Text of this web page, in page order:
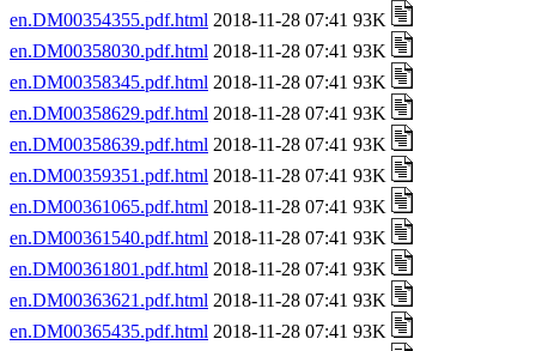
en.DM00354355.pdf.html 2018-11-28 07:41 93K
en.DM00358030.pdf.html 2018-11-28 07:41 93K
en.DM00358345.pdf.html 2018-11-28 07:41 93K
en.DM00358629.pdf.html 2018-11-28 07:41 93K
en.DM00358639.pdf.html 2018-11-28 07:41 93K
en.DM00359351.pdf.html 2018-11-28 07:41 93K
en.DM00361065.pdf.html 2018-11-28 07:41 93K
en.DM00361540.pdf.html 2018-11-28 07:41 93K
en.DM00361801.pdf.html 2018-11-28 07:41 93K
en.DM00363621.pdf.html 2018-11-28 07:41 93K
en.DM00365435.pdf.html 2018-11-28 07:41 93K